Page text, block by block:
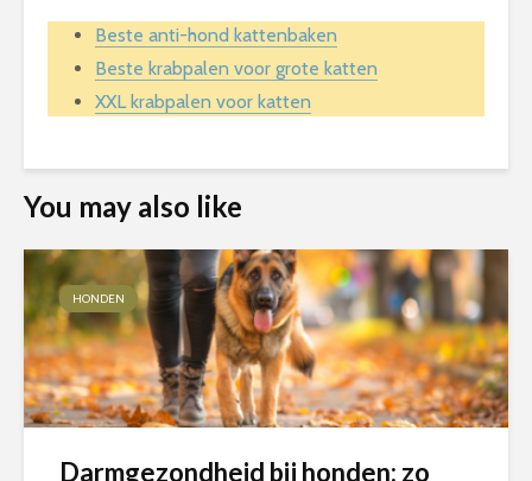
Beste anti-hond kattenbaken
Beste krabpalen voor grote katten
XXL krabpalen voor katten
You may also like
HONDEN
Darmgezondheid bij honden: zo